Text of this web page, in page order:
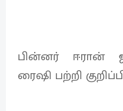
பின்னர் ஈரான்
ரைஷி பற்றி